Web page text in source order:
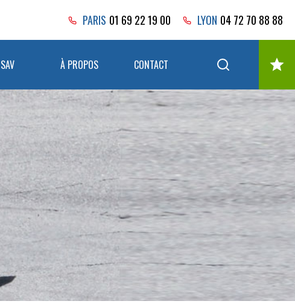
PARIS 01 69 22 19 00 LYON 04 72 70 88 88
SAV À PROPOS CONTACT